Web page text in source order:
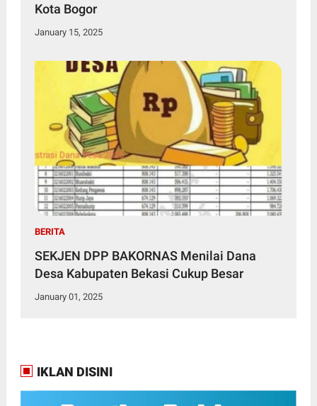
Kota Bogor
January 15, 2025
BERITA
SEKJEN DPP BAKORNAS Menilai Dana
Desa Kabupaten Bekasi Cukup Besar
January 01, 2025
IKLAN DISINI